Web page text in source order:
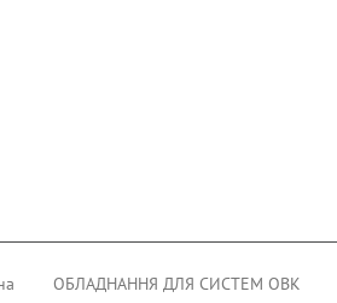
ОБЛАДНАННЯ ДЛЯ СИСТЕМ ОВК